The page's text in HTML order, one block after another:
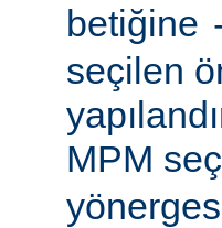
betiğine
seçilen
MPM